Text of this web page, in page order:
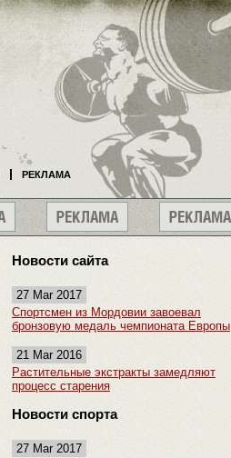
Новости сайта
27 Mar 2017
Спортсмен из Мордовии завоевал
бронзовую медаль чемпионата Европы
21 Mar 2016
Растительные экстракты замедляют
процесс старения
Новости спорта
27 Mar 2017
РЕКЛАМА